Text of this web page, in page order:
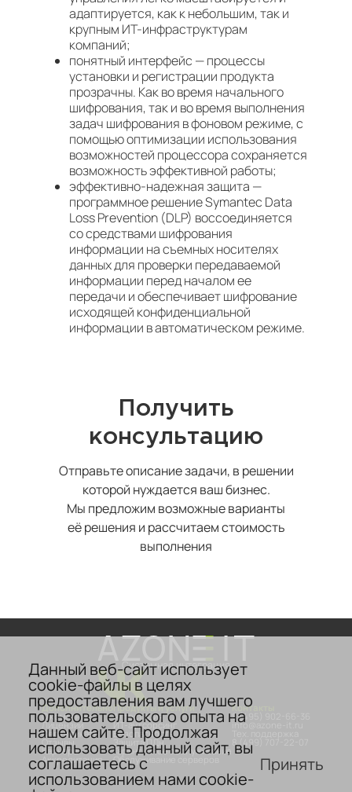
адаптируется, как к небольшим, так и
крупным ИТ-инфраструктурам
компаний;
понятный интерфейс — процессы
установки и регистрации продукта
прозрачны. Как во время начального
шифрования, так и во время выполнения
задач шифрования в фоновом режиме, с
помощью оптимизации использования
возможностей процессора сохраняется
возможность эффективной работы;
эффективно-надежная защита —
программное решение Symantec Data
Loss Prevention (DLP) воссоединяется
со средствами шифрования
информации на съемных носителях
данных для проверки передаваемой
информации перед началом ее
передачи и обеспечивает шифрование
исходящей конфиденциальной
информации в автоматическом режиме.
Получить
консультацию
Отправьте описание задачи, в решении
которой нуждается ваш бизнес.
Мы предложим возможные варианты
её решения и рассчитаем стоимость
выполнения
Системная интеграция
Дополнительно
О компании
Лицензии
Сертификаты
Отзывы
Карьера
Аккредитация
Продукты и услуги
Аттестация
ИТ-аутсорсинг
Безопасность
Защита ПДн
Гарантийное обслуживание
Обслуживание серверов
Контакты
8 (495) 902-66-36
info@azone-it.ru
8 (499) 707-22-07
Данный веб-сайт использует
cookie-файлы в целях
предоставления вам лучшего
пользовательского опыта на
нашем сайте. Продолжая
использовать данный сайт, вы
соглашаетесь с
использованием нами cookie-
Принять